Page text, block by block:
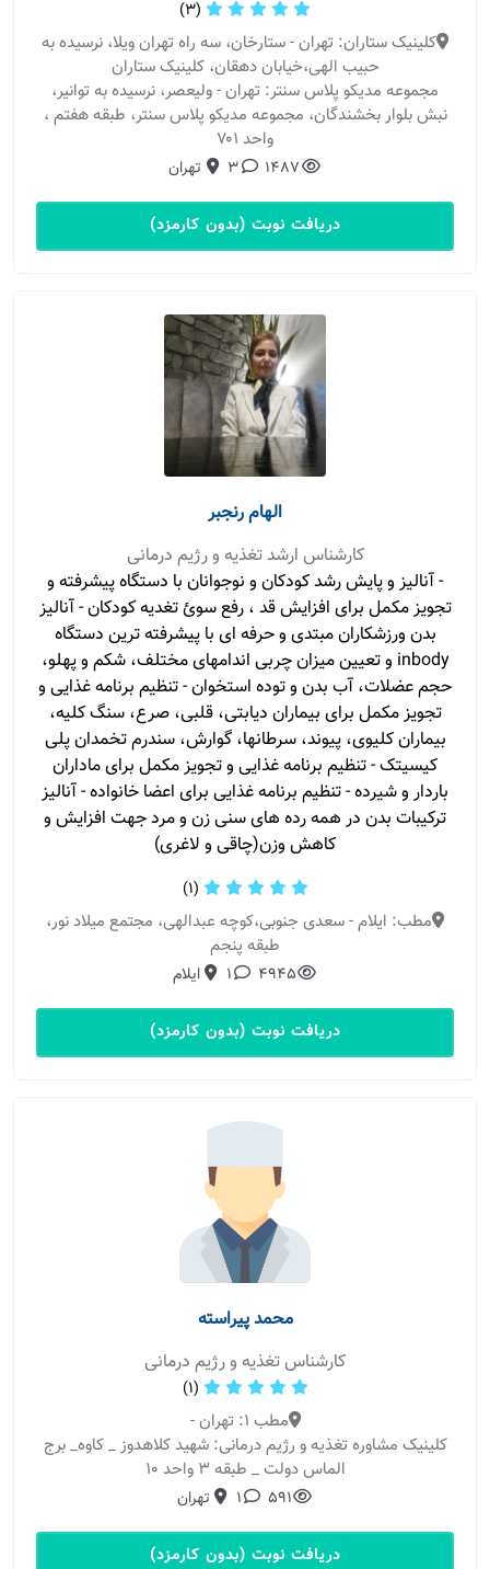
(3)
کلینیک ستاران: تهران - ستارخان، سه راه تهران ویلا، نرسیده به
حبیب الهی،خیابان دهقان، کلینیک ستاران
مجموعه مدیکو پلاس سنتر: تهران - ولیعصر، نرسیده به توانیر،
نبش بلوار بخشندگان، مجموعه مدیکو پلاس سنتر، طبقه هفتم ،
واحد ۷۰۱
1487
3 تهران
دریافت نوبت (بدون کارمزد)
الهام رنجبر
کارشناس ارشد تغذیه و رژیم درمانی
- آنالیز و پایش رشد کودکان و نوجوانان با دستگاه پیشرفته و
تجویز مکمل برای افزایش قد ، رفع سوئ تغدیه کودکان - آنالیز
بدن ورزشکاران مبتدی و حرفه ای با پیشرفته ترین دستگاه
inbody و تعیین میزان چربی اندامهای مختلف، شکم و پهلو،
حجم عضلات، آب بدن و توده استخوان - تنظیم برنامه غذایی و
تجویز مکمل برای بیماران دیابتی، قلبی، صرع، سنگ کلیه،
بیماران کلیوی، پیوند، سرطانها، گوارش، سندرم تخمدان پلی
کیسیتک - تنظیم برنامه غذایی و تجویز مکمل برای ماداران
باردار و شیرده - تنظیم برنامه غذایی برای اعضا خانواده - آنالیز
ترکیبات بدن در همه رده های سنی زن و مرد جهت افزایش و
کاهش وزن(چاقی و لاغری)
(1)
مطب: ایلام - سعدی جنوبی،کوچه عبدالهی، مجتمع میلاد نور،
طبقه پنجم
4945
1 ایلام
دریافت نوبت (بدون کارمزد)
محمد پیراسته
کارشناس تغذیه و رژیم درمانی
(1)
مطب 1: تهران -
کلینیک مشاوره تغذیه و رژیم درمانی: شهید کلاهدوز _ کاوه_ برج
الماس دولت _ طبقه ۳ واحد ۱۰
591
1 تهران
دریافت نوبت (بدون کارمزد)